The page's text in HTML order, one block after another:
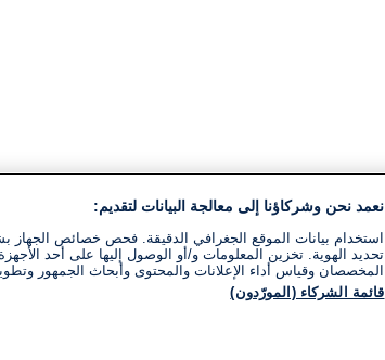
نعمد نحن وشركاؤنا إلى معالجة البيانات لتقديم:
استخدام بيانات الموقع الجغرافي الدقيقة. فحص خصائص
تحديد الهوية. تخزين المعلومات و/أو الوصول إليها على أحد
المخصصان وقياس أداء الإعلانات والمحتوى وأبحاث الجمهور
قائمة الشركاء (المورّدون)